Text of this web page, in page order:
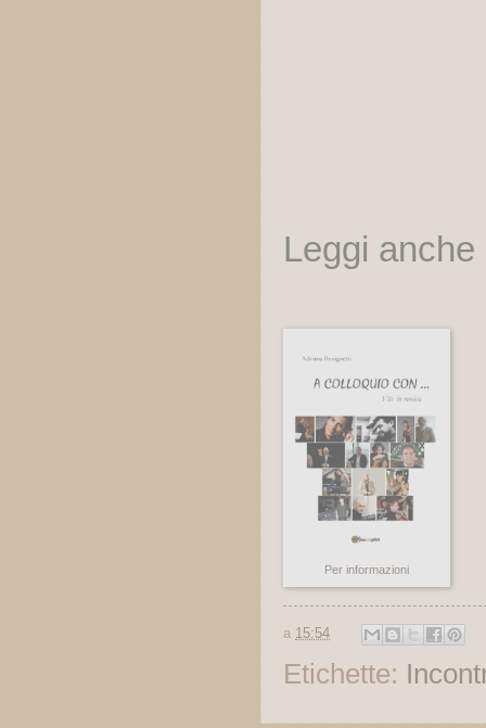
Leggi
Per informazioni
a 15:54
Etichette: